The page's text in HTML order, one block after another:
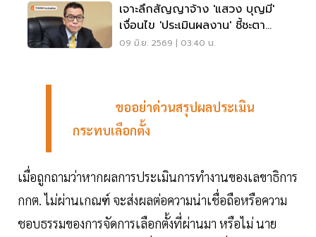
เจาะลึกสัญญาจ้าง 'แสวง บุญมี'
เงื่อนไข 'ประเมินผลงาน' ชี้ชะตา
เลขาฯ กกต.
09 มิ.ย. 2569 | 03:40 น.
ขออย่าด่วนสรุปผลประเมิน
กระทบเลือกตั้ง
เมื่อถูกถามว่าหากผลการประเมินการทำงานของเลขาธิการ
กกต. ไม่ผ่านเกณฑ์ จะส่งผลต่อความน่าเชื่อถือหรือความ
ชอบธรรมของการจัดการเลือกตั้งที่ผ่านมา หรือไม่ นาย